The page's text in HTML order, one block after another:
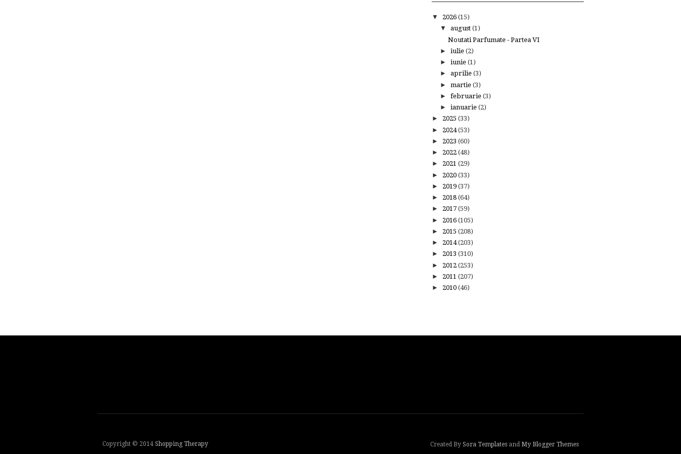
▼ 2026 (15)
▼ august (1)
Noutati Parfumate - Partea VI
► iulie (2)
► iunie (1)
► aprilie (3)
► martie (3)
► februarie (3)
► ianuarie (2)
► 2025 (33)
► 2024(53)
► 2023 (60)
► 2022 (48)
► 2021 (29)
► 2020 (33)
► 2019 (37)
► 2018 (64)
► 2017 (59)
► 2016 (105)
► 2015 (208)
► 2014(203)
► 2013 (310)
► 2012 (253)
► 2011 (207)
► 2010 (46)
Copyright © 2014 Shopping Therapy Created By Sora Templates and My Blogger Themes